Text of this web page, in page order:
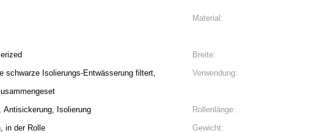
Material:
Breite:
schwarze Isolierungs-Entwässerung filtert,
Verwendung:
Antisickerung, Isolierung Rollenlänge:
in der Rolle Gewicht: